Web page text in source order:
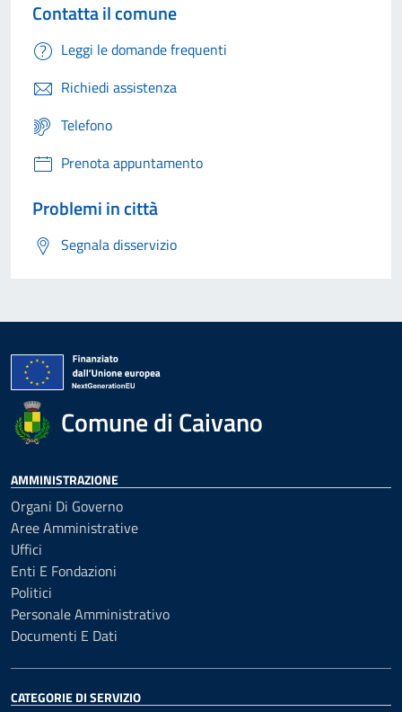
Contatta il comune
Leggi le domande frequenti
Richiedi assistenza
Telefono
Prenota appuntamento
Problemi in città
Segnala disservizio
Comune di Caivano
AMMINISTRAZIONE
Organi Di Governo
Aree Amministrative
Uffici
Enti E Fondazioni
Politici
Personale Amministrativo
Documenti E Dati
CATEGORIE DI SERVIZIO